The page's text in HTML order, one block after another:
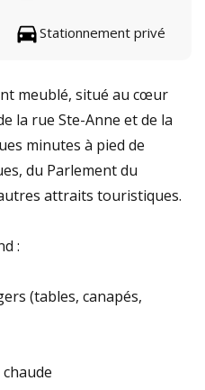
Stationnement privé
meublé, situé au cœur
la rue Ste-Anne et de la
minutes à pied de
du Parlement du
attraits touristiques.
:
(tables, canapés,